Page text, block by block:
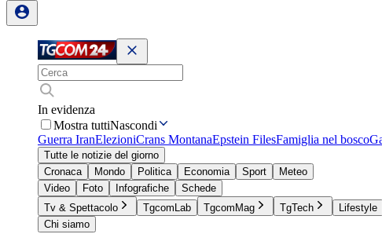
In evidenza
Mostra tuttiNascondi
Guerra IranElezioniCrans MontanaEpstein FilesFamiglia nel bosco
Tutte le notizie del giorno
Cronaca
Mondo Politica Economia Sport
Meteo
Video
Foto Infografiche
Schede
Tv & Spettacolo
TgcomLab TgcomMag TgTech Lifestyle
Chi siamo